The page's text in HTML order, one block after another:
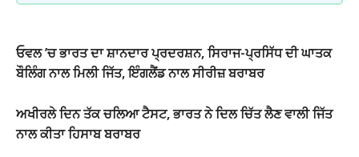
ਓਵਲ ’ਚ ਭਾਰਤ ਦਾ ਸ਼ਾਨਦਾਰ ਪ੍ਰਦਰਸ਼ਨ, ਸਿਰਾਜ-ਪ੍ਰਸਿੱਧ ਦੀ ਘਾਤਕ
ਬੌਲਿੰਗ ਨਾਲ ਮਿਲੀ ਜਿੱਤ, ਇੰਗਲੈਂਡ ਨਾਲ ਸੀਰੀਜ਼ ਬਰਾਬਰ
ਅਖੀਰਲੇ ਦਿਨ ਤੱਕ ਚਲਿਆ ਟੈਸਟ, ਭਾਰਤ ਨੇ ਦਿਲ ਚਿੱਤ ਲੈਣ ਵਾਲੀ ਜਿੱਤ
ਨਾਲ ਕੀਤਾ ਹਿਸਾਬ ਬਰਾਬਰ